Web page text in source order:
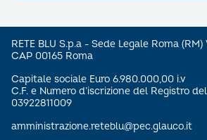
RETE BLU S.p.a - Sede Legale Roma
CAP 00165 Roma
Capitale sociale Euro 6.980.000,00 i.v
C.F. e Numero d’iscrizione del Registro
03922811009
amministrazione.reteblu@pec.glauco.it